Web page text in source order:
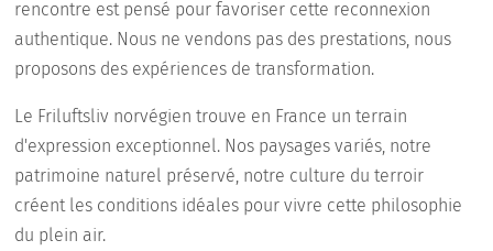
rencontre est pensé pour favoriser cette reconnexion
authentique. Nous ne vendons pas des prestations, nous
proposons des expériences de transformation.
Le Friluftsliv norvégien trouve en France un terrain
d'expression exceptionnel. Nos paysages variés, notre
patrimoine naturel préservé, notre culture du terroir
créent les conditions idéales pour vivre cette philosophie
du plein air.